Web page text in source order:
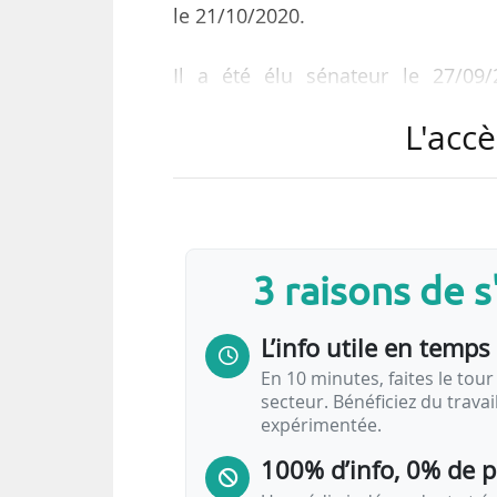
le 21/10/2020.
Il a été élu sénateur le 27/
50 rapporteurs budgétaires sont
rapporteurs pour avis pour la
La deuxième partie du PLF 2021
nationale du 21 au…
3 raisons de
L’info utile en
En 10 minutes, faites le tour
secteur. Bénéficiez du
expérimentée.
100% d’info, 0% de